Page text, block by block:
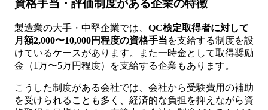
資格手当・評価制度がある企業の特徴
製造業の大手・中堅企業では、 QC検定取得者に対して
月額2,000〜10,000円程度の資格手当を支給する制度を設
けているケースがあります。また一時金として取得奨励
金（1万〜5万円程度）を支給する企業もあります。
こうした制度がある会社では、会社から受験費用の補助
を受けられることも多く、経済的な負担を抑えながら資